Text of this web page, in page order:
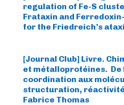
regulation of Fe-S
Frataxin and
for the Friedreich’s
[Journal Club] Livre.
et métalloprotéines. De
coordination aux
structuration,
Fabrice Thomas